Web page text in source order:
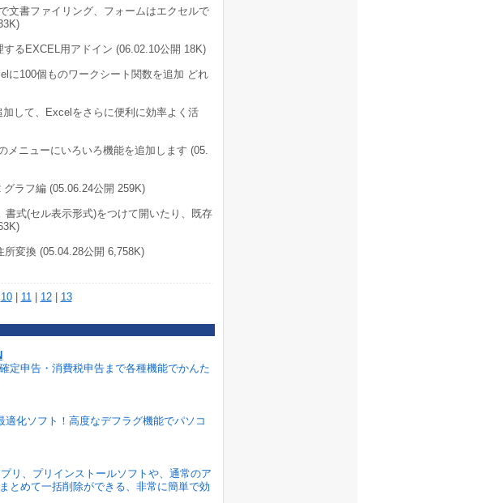
文書ファイリング、フォームはエクセルで
るEXCEL用アドイン (06.02.10公開 18K)
に100個ものワークシート関数を追加 どれ
加して、Excelをさらに便利に効率よく活
メニューにいろいろ機能を追加します (05.
ラフ編 (05.06.24公開 259K)
書式(セル表示形式)をつけて開いたり、既存
変換 (05.04.28公開 6,758K)
10| 11 | 12| 13
定申告・消費税申告まで各種機能でかんた
化ソフト！高度なデフラグ機能でパソコ
リ、プリインストールソフトや、通常のア
とめて一括削除ができる、非常に簡単で効